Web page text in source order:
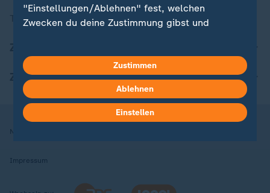
Themen im Überblick
ZDFheute Apps
Nutzungsbedingungen
Impressum
"Einstellungen/Ablehnen" fest, welchen
Zwecken du deine Zustimmung gibst und
in deinen Einstellungen widerrufen oder ändern.
Hier findest du das Impressum.
Weitere Informationen findest du in unserer
Datenschutzerklärung.
Zustimmen
Ablehnen
Einstellen